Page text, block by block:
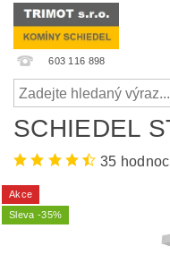
603 116 898
SCHIEDEL
35
Akce
Sleva -35%